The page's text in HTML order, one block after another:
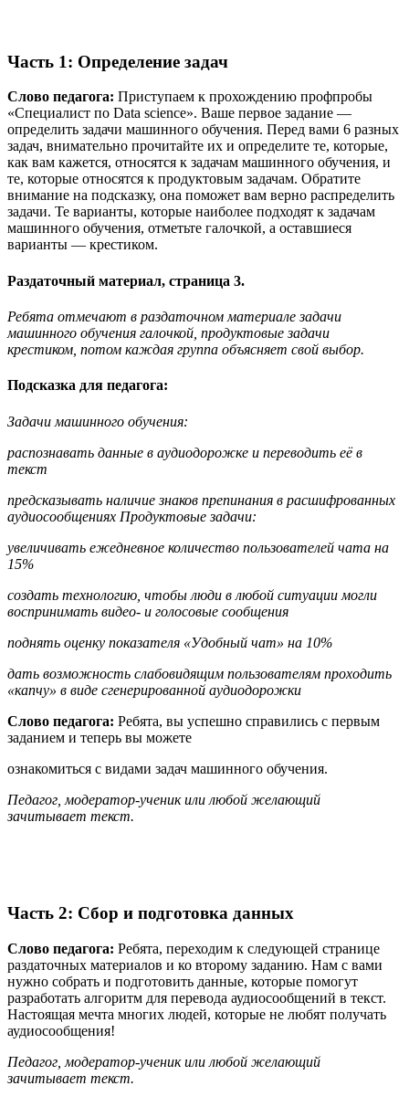
Часть 1: Определение задач
Слово педагога: Приступаем к прохождению профпробы
«Специалист по Data science». Ваше первое задание —
определить задачи машинного обучения. Перед вами 6 разных
задач, внимательно прочитайте их и определите те, которые,
как вам кажется, относятся к задачам машинного обучения, и
те, которые относятся к продуктовым задачам. Обратите
внимание на подсказку, она поможет вам верно распределить
задачи. Те варианты, которые наиболее подходят к задачам
машинного обучения, отметьте галочкой, а оставшиеся
варианты — крестиком.
Раздаточный материал, страница 3.
Ребята отмечают в раздаточном материале задачи
машинного обучения галочкой, продуктовые задачи
крестиком, потом каждая группа объясняет свой выбор.
Подсказка для педагога:
Задачи машинного обучения:
распознавать данные в аудиодорожке и переводить её в
текст
предсказывать наличие знаков препинания в расшифрованных
аудиосообщениях Продуктовые задачи:
увеличивать ежедневное количество пользователей чата на
15%
создать технологию, чтобы люди в любой ситуации могли
воспринимать видео- и голосовые сообщения
поднять оценку показателя «Удобный чат» на 10%
дать возможность слабовидящим пользователям проходить
«капчу» в виде сгенерированной аудиодорожки
Слово педагога: Ребята, вы успешно справились с первым
заданием и теперь вы можете
ознакомиться с видами задач машинного обучения.
Педагог, модератор-ученик или любой желающий
зачитывает текст.
Часть 2: Сбор и подготовка данных
Слово педагога: Ребята, переходим к следующей странице
раздаточных материалов и ко второму заданию. Нам с вами
нужно собрать и подготовить данные, которые помогут
разработать алгоритм для перевода аудиосообщений в текст.
Настоящая мечта многих людей, которые не любят получать
аудиосообщения!
Педагог, модератор-ученик или любой желающий
зачитывает текст.